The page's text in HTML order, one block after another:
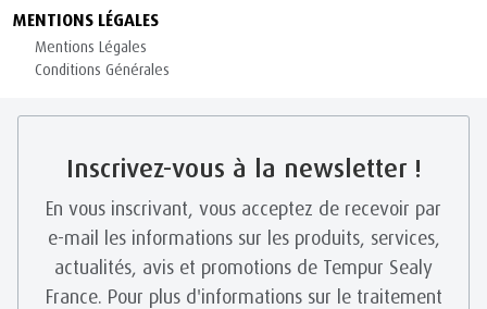
MENTIONS LÉGALES
Mentions Légales
Conditions Générales
Inscrivez-vous à la newsletter !
En vous inscrivant, vous acceptez de recevoir par
e-mail les informations sur les produits, services,
actualités, avis et promotions de Tempur Sealy
France. Pour plus d'informations sur le traitement